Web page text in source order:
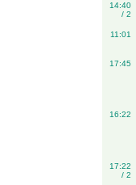
14:40
/ 2
11:01
17:45
16:22
17:22
/ 2